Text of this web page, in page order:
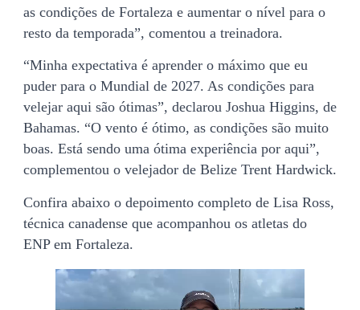
as condições de Fortaleza e aumentar o nível para o
resto da temporada”, comentou a treinadora.
“Minha expectativa é aprender o máximo que eu
puder para o Mundial de 2027. As condições para
velejar aqui são ótimas”, declarou Joshua Higgins, de
Bahamas. “O vento é ótimo, as condições são muito
boas. Está sendo uma ótima experiência por aqui”,
complementou o velejador de Belize Trent Hardwick.
Confira abaixo o depoimento completo de Lisa Ross,
técnica canadense que acompanhou os atletas do
ENP em Fortaleza.